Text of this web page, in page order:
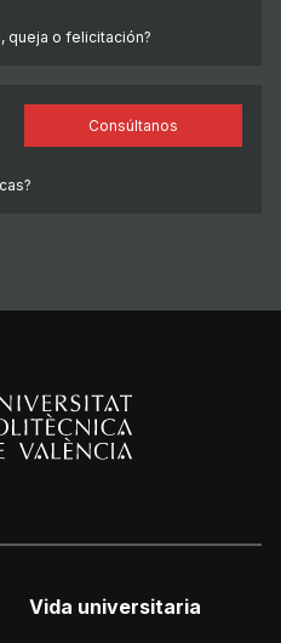
queja o felicitación?
Consúltanos
Vida universitaria